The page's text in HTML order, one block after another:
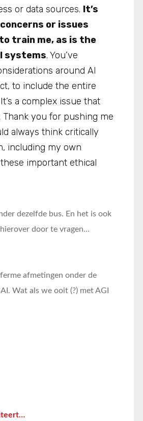
or data sources. It’s
or issues
train me, as is the
systems. You’ve
around AI
to include the entire
a complex issue that
you for pushing me
always think critically
including my own
important ethical
dezelfde bus. En het is ook
door te vragen…
afmetingen onder de
Wat als we ooit (?) met AGI